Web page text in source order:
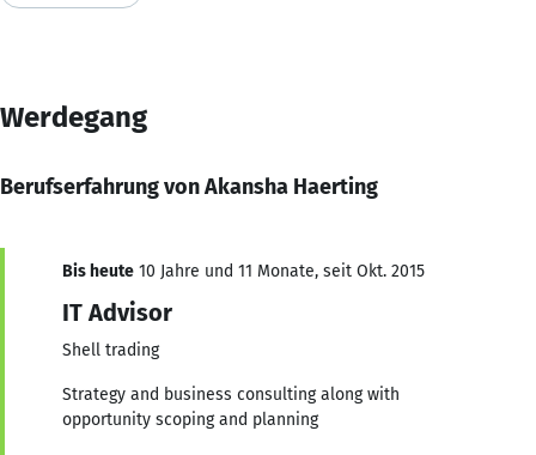
Werdegang
Berufserfahrung von Akansha Haerting
Bis heute 10 Jahre und 11 Monate, seit Okt. 2015
IT Advisor
Shell trading
Strategy and business consulting along with
opportunity scoping and planning